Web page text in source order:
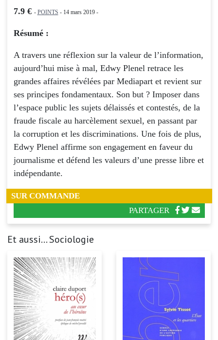
7.9 € - POINTS - 14 mars 2019 -
Résumé :
A travers une réflexion sur la valeur de l’information,
aujourd’hui mise à mal, Edwy Plenel retrace les
grandes affaires révélées par Mediapart et revient sur
ses principes fondamentaux. Son but ? Imposer dans
l’espace public les sujets délaissés et contestés, de la
fraude fiscale au harcèlement sexuel, en passant par
la corruption et les discriminations. Une fois de plus,
Edwy Plenel affirme son engagement en faveur du
journalisme et défend les valeurs d’une presse libre et
indépendante.
SUR COMMANDE
PARTAGER
Et aussi... Sociologie